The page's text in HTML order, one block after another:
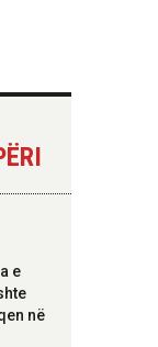
—
BE,
se
i
dhe
e
në